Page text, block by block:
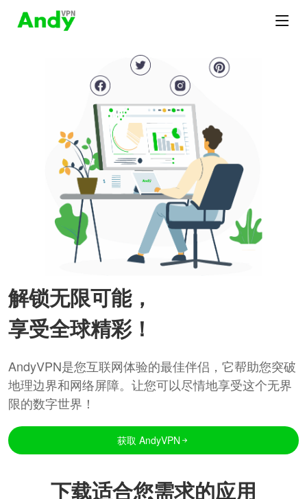
解锁无限可能，
享受全球精彩！
AndyVPN是您互联网体验的最佳伴侣，它帮助您突破
地理边界和网络屏障。让您可以尽情地享受这个无界
限的数字世界！
获取 AndyVPN
下载适合您需求的应用